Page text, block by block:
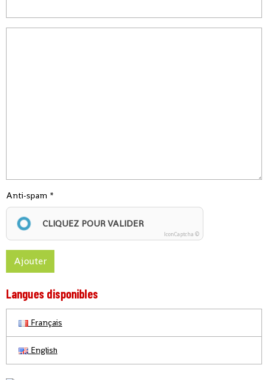
Anti-spam
CLIQUEZ POUR VALIDER
IconCaptcha ©
Ajouter
Langues disponibles
Français
English